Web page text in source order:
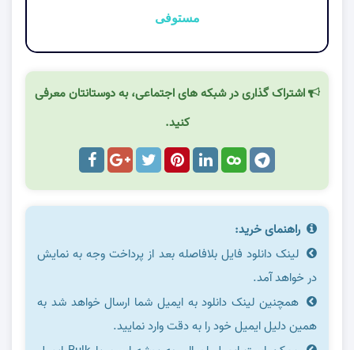
مستوفی
اشتراک گذاری در شبکه های اجتماعی، به دوستانتان معرفی
کنید.
راهنمای خرید:
لینک دانلود فایل بلافاصله بعد از پرداخت وجه به نمایش
در خواهد آمد.
همچنین لینک دانلود به ایمیل شما ارسال خواهد شد به
همین دلیل ایمیل خود را به دقت وارد نمایید.